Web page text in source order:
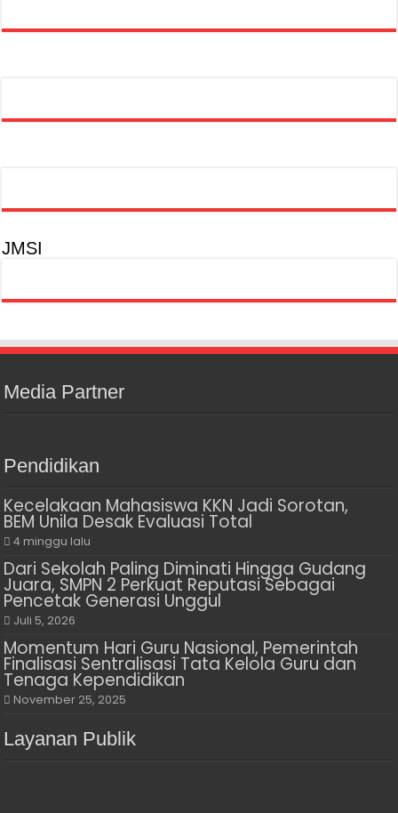
JMSI
Media Partner
Pendidikan
Kecelakaan Mahasiswa KKN Jadi Sorotan,
BEM Unila Desak Evaluasi Total
4 minggu lalu
Dari Sekolah Paling Diminati Hingga Gudang
Juara, SMPN 2 Perkuat Reputasi Sebagai
Pencetak Generasi Unggul
Juli 5, 2026
Momentum Hari Guru Nasional, Pemerintah
Finalisasi Sentralisasi Tata Kelola Guru dan
Tenaga Kependidikan
November 25, 2025
Layanan Publik